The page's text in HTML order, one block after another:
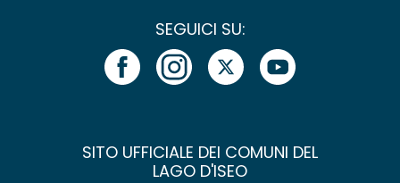
SEGUICI SU:
SITO UFFICIALE DEI COMUNI DEL
LAGO D'ISEO